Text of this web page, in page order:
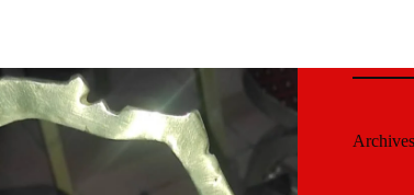
Archives